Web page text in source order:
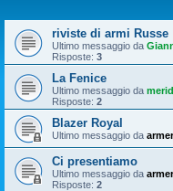
riviste di armi Russe
Ultimo messaggio da
Risposte: 3
La Fenice
Ultimo messaggio da
Risposte: 2
Blazer Royal
Ultimo messaggio da
Ci presentiamo
Ultimo messaggio da
Risposte: 2